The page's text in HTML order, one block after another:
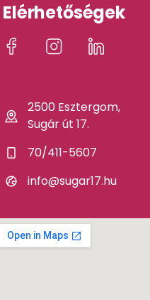
Elérhetőségek
2500 Esztergom,
Sugár út 17.
70/411-5607
info@sugar17.hu